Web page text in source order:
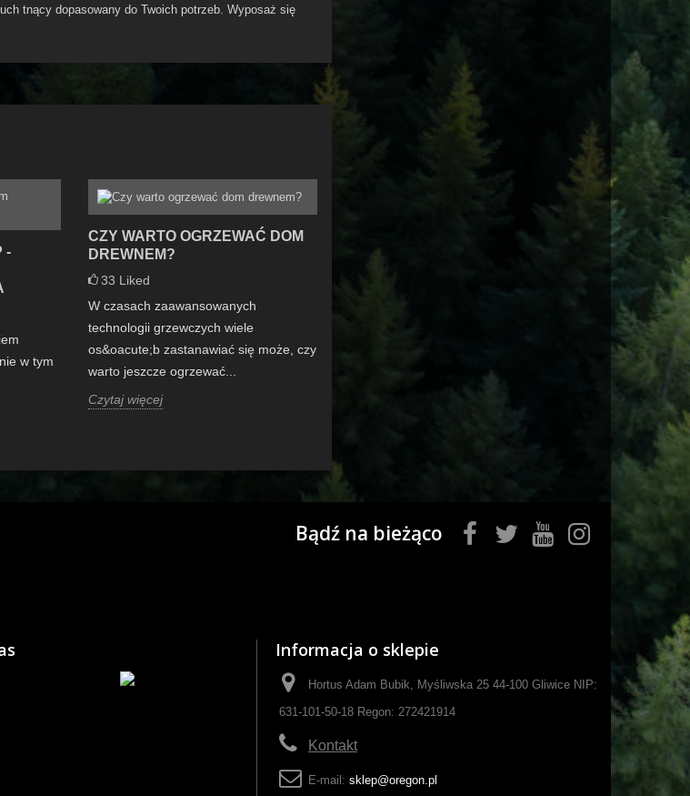
tnący dopasowany do Twoich potrzeb. Wyposaż się
-
w tym
CZY WARTO OGRZEWAĆ DOM
DREWNEM?
33 Liked
W czasach zaawansowanych
technologii grzewczych wiele
os&oacute;b zastanawiać się może, czy
warto jeszcze ogrzewać...
Czytaj więcej
Bądź na bieżąco
Informacja o sklepie
Hortus Adam Bubik, Myśliwska 25 44-100 Gliwice NIP:
631-101-50-18 Regon: 272421914
Kontakt
E-mail: sklep@oregon.pl